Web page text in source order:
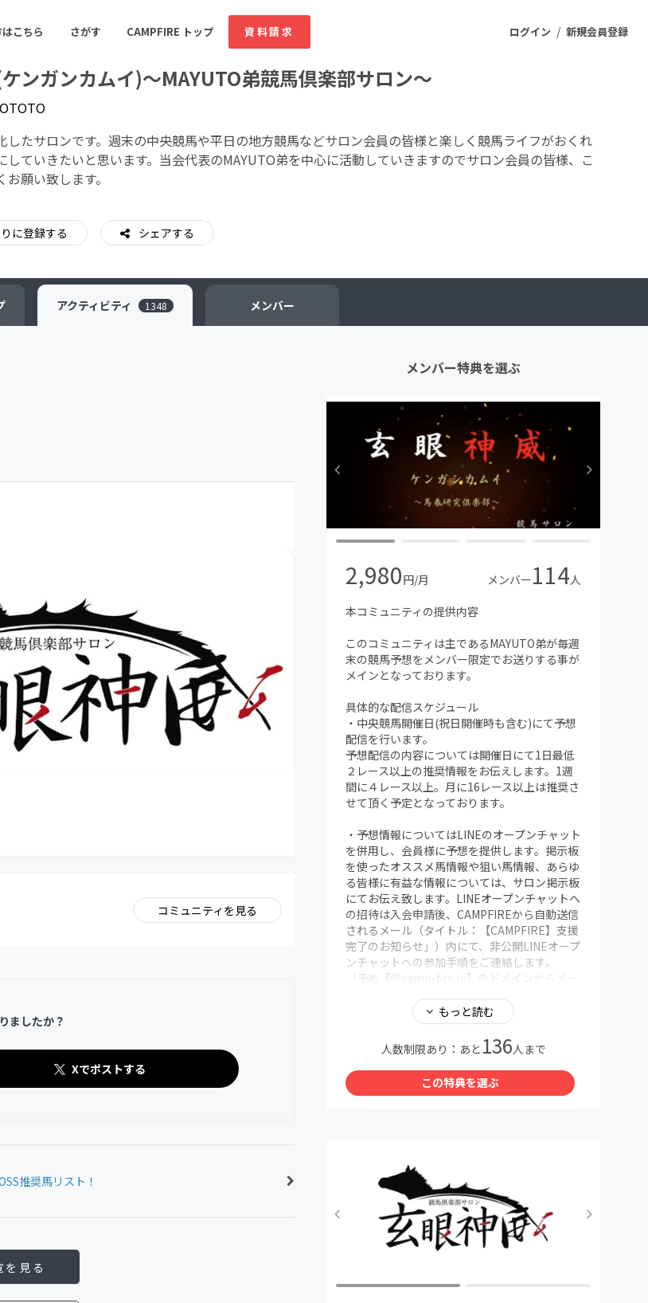
ログイン / 新規会員登録
こちら さがす CAMPFIRE トップ 資料請求
ティ 人気のコミュニティ 新着のコミュニティ
サービス開発 フード・飲食店
ルグッド ビューティー・ヘルスケア
ンガンカムイ)〜MAYUTO弟競馬倶楽部サロン〜
したサロンです。週末の中央競馬や平日の地方競馬などサロン会員の皆様と楽しく競馬ライフがおくれ
していきたいと思います。当会代表のMAYUTO弟を中心に活動していきますのでサロン会員の皆様、こ
願い致します。
に登録する シェアする
アクティビティ 1348 メンバー
コミュニティを見る
ましたか？
Xでポストする
推奨馬リスト！
を見る
メンバー特典を選ぶ
2,980円/月 メンバー114人
本コミュニティの提供内容
このコミュニティは主であるMAYUTO弟が毎週
末の競馬予想をメンバー限定でお送りする事が
メインとなっております。
具体的な配信スケジュール
・中央競馬開催日(祝日開催時も含む)にて予想
配信を行います。
予想配信の内容については開催日にて1日最低
２レース以上の推奨情報をお伝えします。1週
間に４レース以上。月に16レース以上は推奨さ
せて頂く予定となっております。
・予想情報についてはLINEのオープンチャット
を併用し、会員様に予想を提供します。掲示板
を使ったオススメ馬情報や狙い馬情報、あらゆ
る皆様に有益な情報については、サロン掲示板
にてお伝え致します。LINEオープンチャットへ
の招待は入会申請後、CAMPFIREから自動送信
されるメール（タイトル：【CAMPFIRE】支援
完了のお知らせ」）内にて、非公開LINEオープ
ンチャットへの参加手順をご連絡します。
（予め【@camp-fire.jp】のドメインからメー
・不定期にて地方交流重賞の予想等、地方競馬
予想も不定期で配信予定となります。
・玄眼トーナメントと題して、不定期にて会員
・最後に馬券購入はあくまでも、個人の責任と
なります。
本コミュニティに参加したからといって必ず利
益が出るとは限りません。
もっと読む
人数制限あり：あと 136人まで
この特典を選ぶ